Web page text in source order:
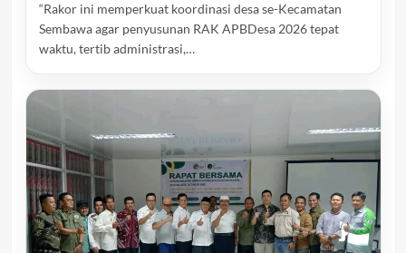
“Rakor ini memperkuat koordinasi desa se-Kecamatan
Sembawa agar penyusunan RAK APBDesa 2026 tepat
waktu, tertib administrasi,…